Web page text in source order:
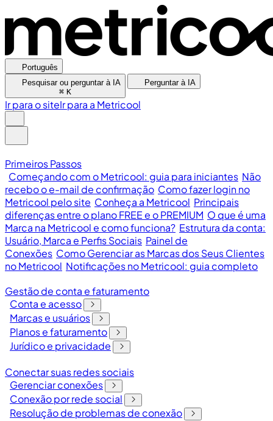
Português
Pesquisar ou perguntar à IA
⌘ K
Perguntar à IA
Ir para o siteIr para a Metricool
Primeiros Passos
Começando com o Metricool: guia para iniciantes Não
recebo o e-mail de confirmação Como fazer login no
Metricool pelo site Conheça a Metricool Principais
diferenças entre o plano FREE e o PREMIUM O que é uma
Marca na Metricool e como funciona? Estrutura da conta:
Usuário, Marca e Perfis Sociais Painel de
Conexões Como Gerenciar as Marcas dos Seus Clientes
no Metricool Notificações no Metricool: guia completo
Gestão de conta e faturamento
Conta e acesso
Marcas e usuários
Planos e faturamento
Jurídico e privacidade
Conectar suas redes sociais
Gerenciar conexões
Conexão por rede social
Resolução de problemas de conexão